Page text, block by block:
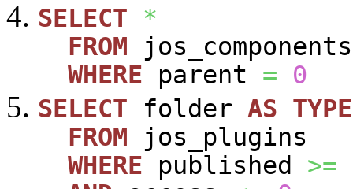
SELECT
*
FROM jos_components
WHERE parent =
0
SELECT folder AS TYPE
FROM jos_plugins
WHERE published >=